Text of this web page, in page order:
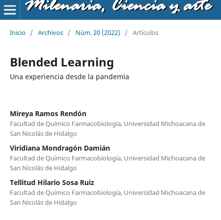
Milenaria, Ciencia y arte
Inicio / Archivos / Núm. 20 (2022) / Artículos
Blended Learning
Una experiencia desde la pandemia
Mireya Ramos Rendón
Facultad de Químico Farmacobiología, Universidad Michoacana de
San Nicolás de Hidalgo
Viridiana Mondragón Damián
Facultad de Químico Farmacobiología, Universidad Michoacana de
San Nicolás de Hidalgo
Tellitud Hilario Sosa Ruiz
Facultad de Químico Farmacobiología, Universidad Michoacana de
San Nicolás de Hidalgo